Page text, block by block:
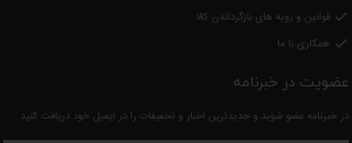
با ضمانت نامه شرکت پیراد سرویس
لطفاتوجه داشته باشید؛
می باشد.
 قوانین و رویه های بازگرداندن کالا
 همکاری با ما
عضویت در خبرنامه
در خبرنامه عضو شوید و جدیدترین اخبار و تخفیفات را در ایمیل خود دریافت کنید